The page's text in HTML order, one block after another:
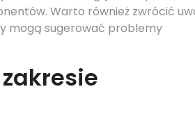
Warto również zwrócić
mogą sugerować problemy